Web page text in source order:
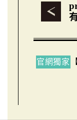
官網獨家